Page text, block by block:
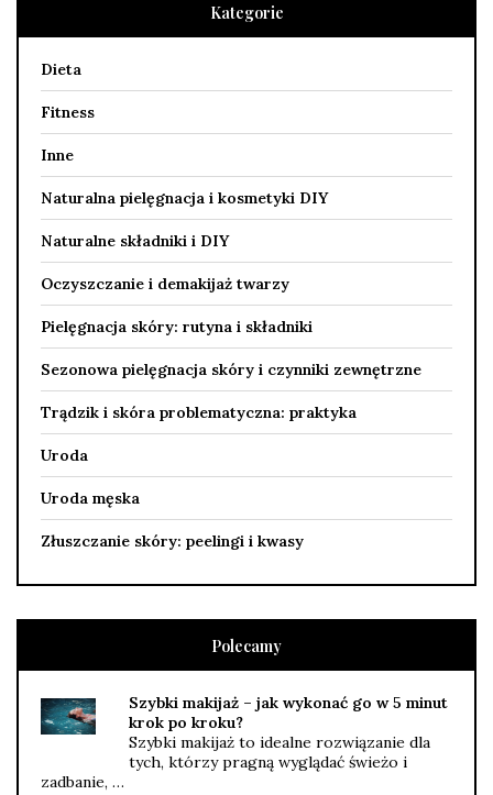
Kategorie
Dieta
Fitness
Inne
Naturalna pielęgnacja i kosmetyki DIY
Naturalne składniki i DIY
Oczyszczanie i demakijaż twarzy
Pielęgnacja skóry: rutyna i składniki
Sezonowa pielęgnacja skóry i czynniki zewnętrzne
Trądzik i skóra problematyczna: praktyka
Uroda
Uroda męska
Złuszczanie skóry: peelingi i kwasy
Polecamy
Szybki makijaż – jak wykonać go w 5 minut
krok po kroku?
Szybki makijaż to idealne rozwiązanie dla
tych, którzy pragną wyglądać świeżo i
zadbanie, …